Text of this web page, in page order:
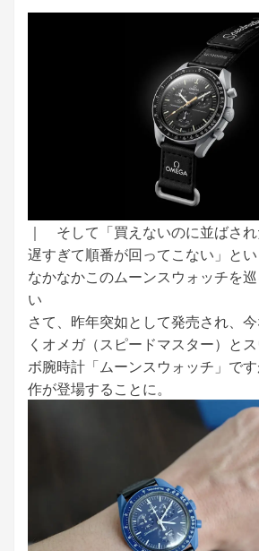
｜ そして「買えないのに並ばさ
遅すぎて順番が回ってこない」と
なかなかこのムーンスウォッチを
い
さて、昨年突如として発売され、
くオメガ（スピードマスター）と
ボ腕時計「ムーンスウォッチ」で
作が登場することに。